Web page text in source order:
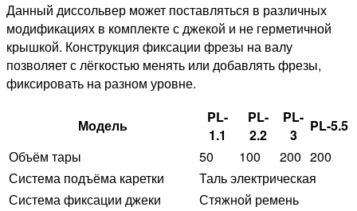
Данный диссольвер может поставляться в различных
модификациях в комплекте с джекой и не герметичной
крышкой. Конструкция фиксации фрезы на валу
позволяет с лёгкостью менять или добавлять фрезы,
фиксировать на разном уровне.
Модель
PL-
1.1
PL-
2.2
PL-
3
PL-5.5
Объём тары
50 100 200 200
Система подъёма каретки
Таль электрическая
Система фиксации джеки
Стяжной ремень